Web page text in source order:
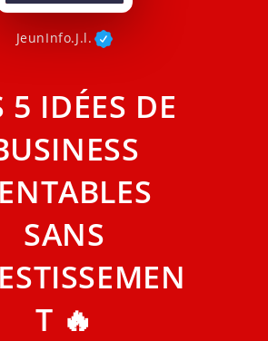
JeunInfo.J.l.
5 IDÉES DE
SANS
T 🔥